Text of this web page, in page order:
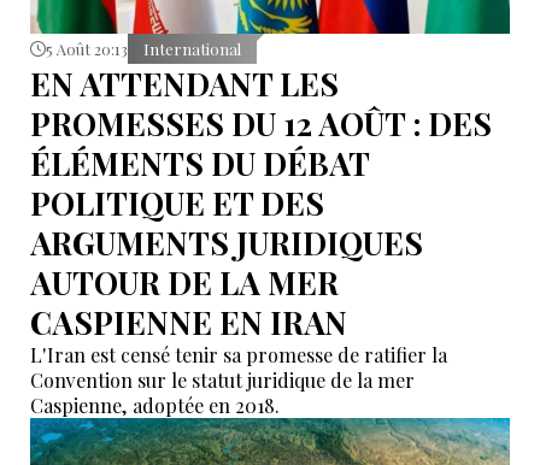
5 Août 20:13 International
EN ATTENDANT LES
PROMESSES DU 12 AOÛT : DES
ÉLÉMENTS DU DÉBAT
POLITIQUE ET DES
ARGUMENTS JURIDIQUES
AUTOUR DE LA MER
CASPIENNE EN IRAN
L'Iran est censé tenir sa promesse de ratifier la
Convention sur le statut juridique de la mer
Caspienne, adoptée en 2018.